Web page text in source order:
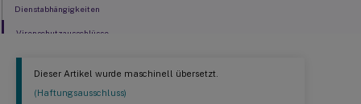
Dieser Artikel wurde maschinell übersetzt.
(Haftungsausschluss)
Dienstabhängigkeiten
Virenschutzausschlüsse